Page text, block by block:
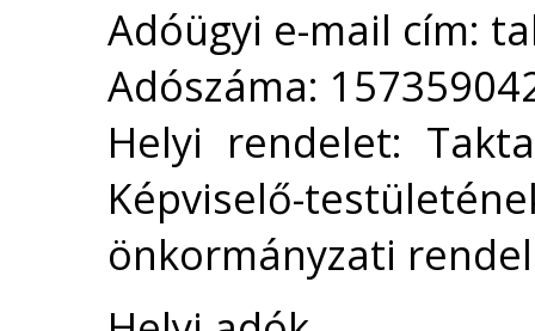
Adóügyi e-mail cím:
Adószáma:
Helyi rendelet:
Képviselő-
önkormányzati